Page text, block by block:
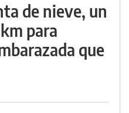
de nieve, un
para
que